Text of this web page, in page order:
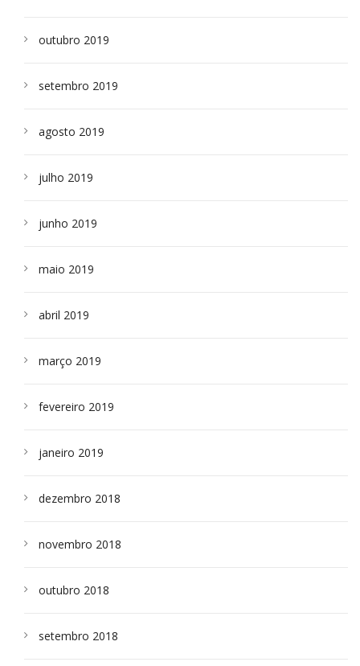
outubro 2019
setembro 2019
agosto 2019
julho 2019
junho 2019
maio 2019
abril 2019
março 2019
fevereiro 2019
janeiro 2019
dezembro 2018
novembro 2018
outubro 2018
setembro 2018